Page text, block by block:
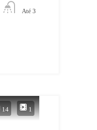
Até 3
14 1